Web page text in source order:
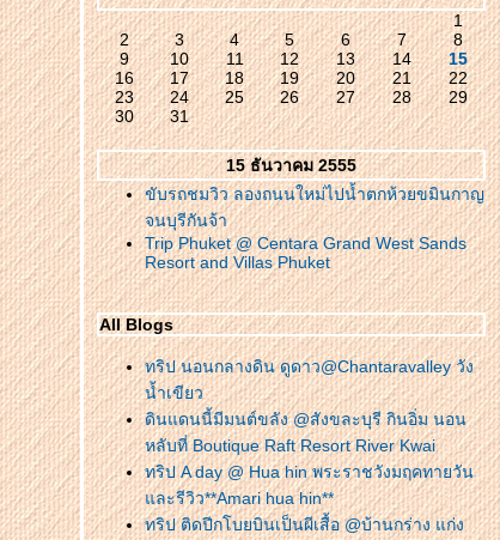
1
2
3 4 5 6 7
8
9
10 11 12 13 14
15
16
17 18 19 20 21
22
23
24 25 26 27 28
29
30
31
15 ธันวาคม 2555
ขับรถชมวิว ลองถนนใหม่ไปน้ำตกห้วยขมินกาญ
จนบุรีกันจ้า
Trip Phuket @ Centara Grand West Sands
Resort and Villas Phuket
All Blogs
ทริป นอนกลางดิน ดูดาว@Chantaravalley วัง
น้ำเขียว
ดินแดนนี้มีมนต์ขลัง @สังขละบุรี กินอิ่ม นอน
หลับที่ Boutique Raft Resort River Kwai
ทริป A day @ Hua hin พระราชวังมฤคทายวัน
ละรีวิว**Amari hua hin**
ทริป ติดปีกโบยบินเป็นผีเสื้อ @บ้านกร่าง แก่ง